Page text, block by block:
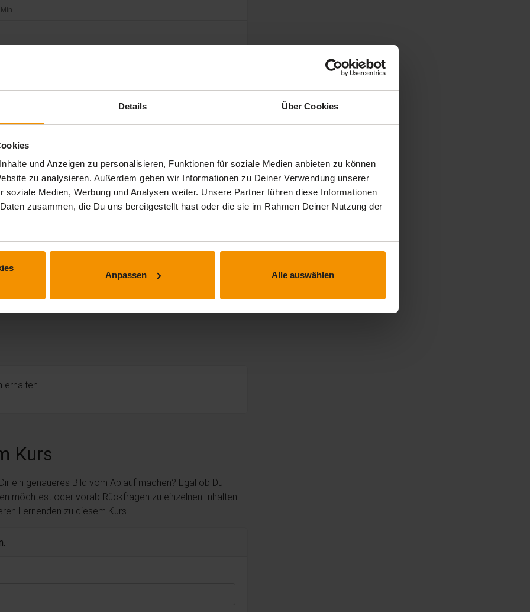
Details Über Cookies
und Anzeigen zu personalisieren, Funktionen für soziale Medien anbieten zu können
zu analysieren. Außerdem geben wir Informationen zu Deiner Verwendung unserer
soziale Medien, Werbung und Analysen weiter. Unsere Partner führen diese Informationen
zusammen, die Du uns bereitgestellt hast oder die sie im Rahmen Deiner Nutzung der
Anpassen Alle auswählen
erhalten.
Kurs
ein genaueres Bild vom Ablauf machen? Egal ob Du
möchtest oder vorab Rückfragen zu einzelnen Inhalten
Lernenden zu diesem Kurs.